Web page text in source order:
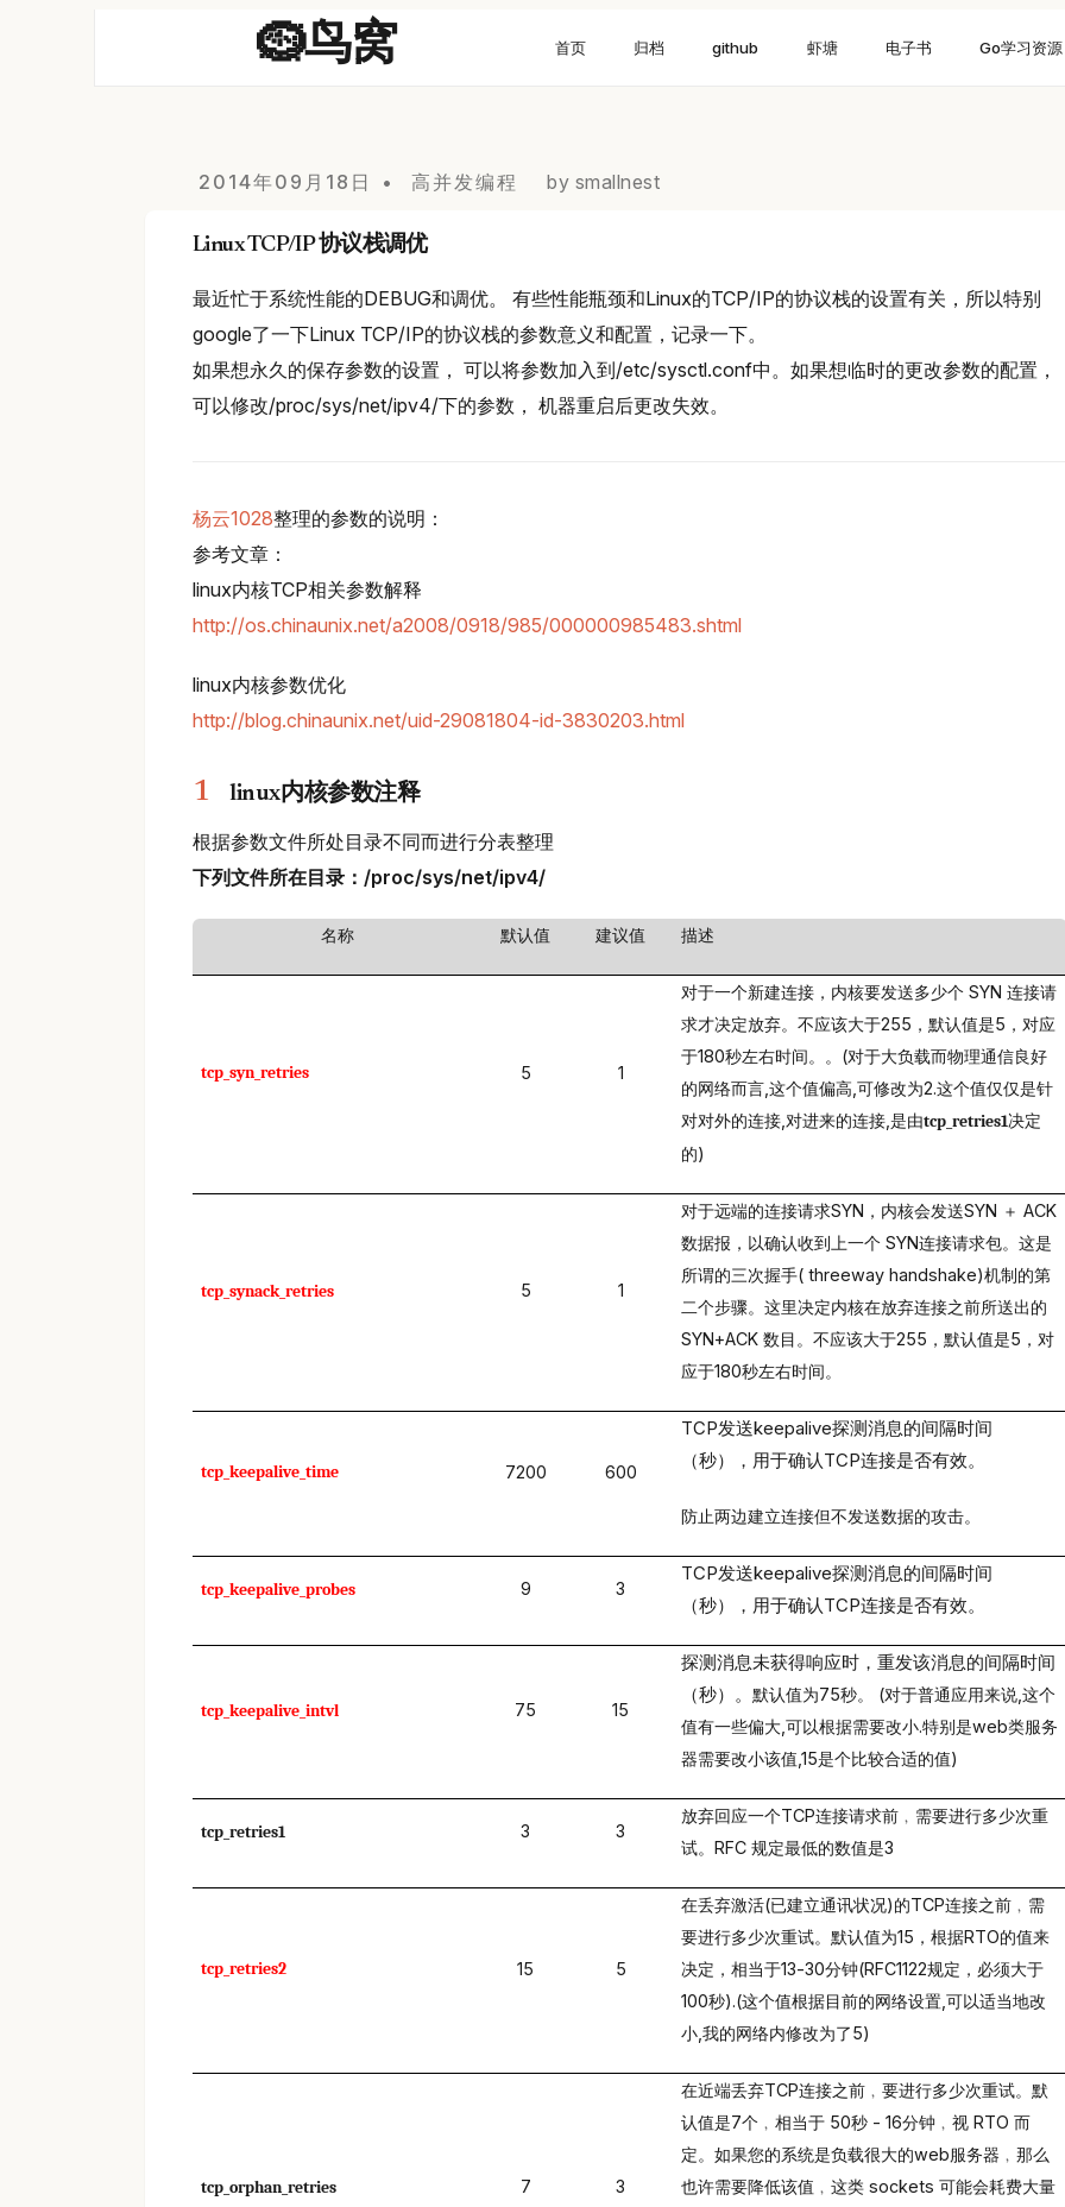
🪹鸟窝 首页 归档 github 虾塘 电子书 Go学习资源
2014年09月18日 高并发编程 by smallnest
Linux TCP/IP 协议栈调优
最近忙于系统性能的DEBUG和调优。 有些性能瓶颈和Linux的TCP/IP的协议栈的设置有关，所以特别
google了一下Linux TCP/IP的协议栈的参数意义和配置，记录一下。
如果想永久的保存参数的设置， 可以将参数加入到/etc/sysctl.conf中。如果想临时的更改参数的配置，
可以修改/proc/sys/net/ipv4/下的参数， 机器重启后更改失效。
杨云1028整理的参数的说明：
参考文章：
linux内核TCP相关参数解释
http://os.chinaunix.net/a2008/0918/985/000000985483.shtml
linux内核参数优化
http://blog.chinaunix.net/uid-29081804-id-3830203.html
linux内核参数注释
根据参数文件所处目录不同而进行分表整理
下列文件所在目录：/proc/sys/net/ipv4/
名称 默认值 建议值 描述
tcp_syn_retries 5 1
对于一个新建连接，内核要发送多少个 SYN 连接请
求才决定放弃。不应该大于255 ，默认值是5 ，对应
于180秒左右时间。。 (对于大负载而物理通信良好
的网络而言,这个值偏高,可修改为2.这个值仅仅是针
对对外的连接,对进来的连接,是由tcp_retries1决定
的)
tcp_synack_retries 5 1
对于远端的连接请求SYN ，内核会发送SYN ＋ ACK
数据报，以确认收到上一个 SYN连接请求包。 这是
所谓的三次握手( threeway handshake)机制的第
二个步骤。这里决定内核在放弃连接之前所送出的
SYN+ACK 数目。不应该大于255 ，默认值是5 ，对
应于180秒左右时间。
tcp_keepalive_time 7200 600
TCP发送keepalive探测消息的间隔时间
（秒），用于确认TCP连接是否有效。
防止两边建立连接但不发送数据的攻击。
tcp_keepalive_probes 9 3
TCP发送keepalive探测消息的间隔时间
（秒），用于确认TCP连接是否有效。
tcp_keepalive_intvl 75 15
探测消息未获得响应时，重发该消息的间隔时间
（秒）。 默认值为75秒。 (对于普通应用来说,这个
值有一些偏大,可以根据需要改小.特别是web类服务
器需要改小该值,15是个比较合适的值)
tcp_retries1 3 3
放弃回应一个TCP连接请求前﹐需要进行多少次重
试。 RFC 规定最低的数值是3
tcp_retries2 15 5
在丢弃激活(已建立通讯状况)的TCP连接之前﹐需
要进行多少次重试。默认值为15 ，根据RTO的值来
决定，相当于13-30分钟(RFC1122规定，必须大于
100秒).(这个值根据目前的网络设置,可以适当地改
小,我的网络内修改为了5)
tcp_orphan_retries 7 3
在近端丢弃TCP连接之前﹐要进行多少次重试。默
认值是7个﹐相当于 50秒 - 16分钟﹐视 RTO 而
定。如果您的系统是负载很大的web服务器﹐那么
也许需要降低该值﹐这类 sockets 可能会耗费大量